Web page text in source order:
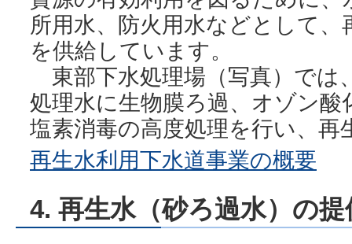
所用水、防火用水などとして、
を供給しています。
東部下水処理場（写真）では
処理水に生物膜ろ過、オゾン酸
塩素消毒の高度処理を行い、再
再生水利用下水道事業の概要
4. 再生水（砂ろ過水）の提